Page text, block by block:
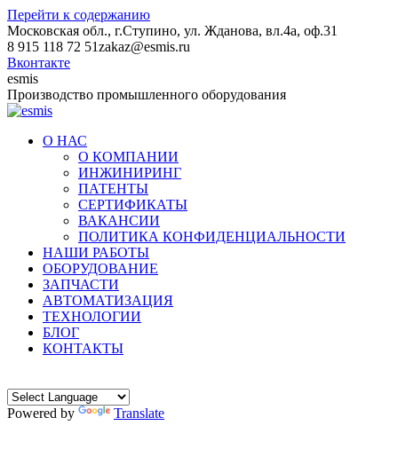
Перейти к содержанию
Московская обл., г.Ступино, ул. Жданова, вл.4а, оф.31
8 915 118 72 51zakaz@esmis.ru
Вконтакте
esmis
Производство промышленного оборудования
О НАС
О КОМПАНИИ
ИНЖИНИРИНГ
ПАТЕНТЫ
СЕРТИФИКАТЫ
ВАКАНСИИ
ПОЛИТИКА КОНФИДЕНЦИАЛЬНОСТИ
НАШИ РАБОТЫ
ОБОРУДОВАНИЕ
ЗАПЧАСТИ
АВТОМАТИЗАЦИЯ
ТЕХНОЛОГИИ
БЛОГ
КОНТАКТЫ
Powered by Translate